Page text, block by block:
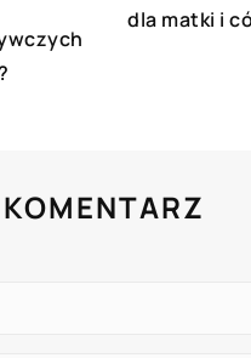
dla matki i